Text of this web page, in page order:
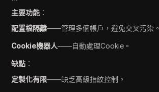
主要功能 ：
配置檔隔離——管理多個帳戶，避免交叉污染。
Cookie機器人——自動處理Cookie。
缺點 ：
定製化有限——缺乏高級指紋控制。